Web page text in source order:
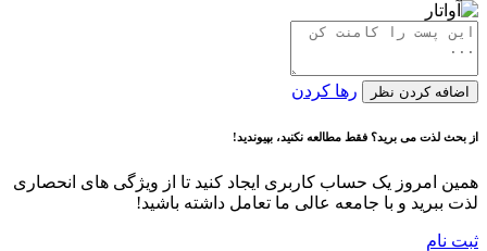
کردن نظر رها کردن
لذت می برید؟ فقط مطالعه نکنید، بپیوندید!
امروز یک حساب کاربری ایجاد کنید تا از ویژگی های انحصاری
و با جامعه عالی ما تعامل داشته باشید!